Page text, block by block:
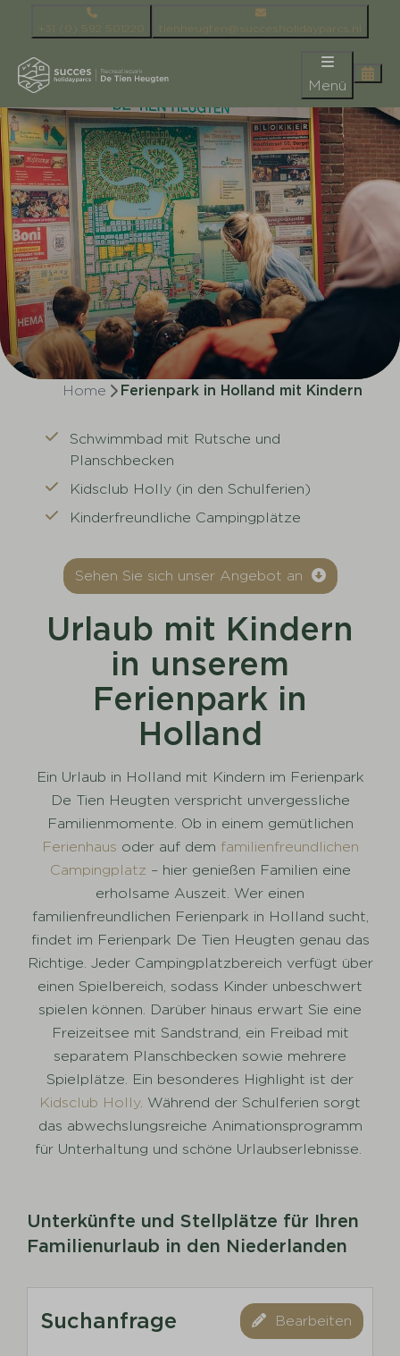
+31 (0) 592 501220 tienheugten@succesholidayparcs.nl
Menü
Home Ferienpark in Holland mit Kindern
Schwimmbad mit Rutsche und
Planschbecken
Kidsclub Holly (in den Schulferien)
Kinderfreundliche Campingplätze
Sehen Sie sich unser Angebot an
Urlaub mit Kindern
in unserem
Ferienpark in
Holland
Ein Urlaub in Holland mit Kindern im Ferienpark
De Tien Heugten verspricht unvergessliche
Familienmomente. Ob in einem gemütlichen
Ferienhaus oder auf dem familienfreundlichen
Campingplatz – hier genießen Familien eine
erholsame Auszeit. Wer einen
familienfreundlichen Ferienpark in Holland sucht,
findet im Ferienpark De Tien Heugten genau das
Richtige. Jeder Campingplatzbereich verfügt über
einen Spielbereich, sodass Kinder unbeschwert
spielen können. Darüber hinaus erwart Sie eine
Freizeitsee mit Sandstrand, ein Freibad mit
separatem Planschbecken sowie mehrere
Spielplätze. Ein besonderes Highlight ist der
Kidsclub Holly. Während der Schulferien sorgt
das abwechslungsreiche Animationsprogramm
für Unterhaltung und schöne Urlaubserlebnisse.
Unterkünfte und Stellplätze für Ihren
Familienurlaub in den Niederlanden
Suchanfrage Bearbeiten